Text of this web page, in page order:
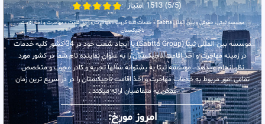
(5/5) 1513 امتیاز
موسسه ثبتی، حقوقی و بین الملل Sabtta »خدمات ثبتا گروپ»مهاجرت و اخذ اقامت»مهاجرت و اخذ اقامت
تاجیکستان
موسسه بین المللی ثبتا (Sabtta Group) با ایجاد شعب خود در 34 کشور کلیه خدمات
در زمینه مهاجرت و اخذ اقامت تاجیکستان را به عنوان نماینده تام شما در کشور مورد
نظر انجام میدهد . موسسه ثبتا به پشتوانه سالها تجربه و کادر مجرب و متخصص
تمامی امور مربوط به خدمات مهاجرت و اخذ اقامت تاجیکستان را در در سریع ترین زمان
ممکن به متقاضیان ارائه میکند .
امروز مورخ: